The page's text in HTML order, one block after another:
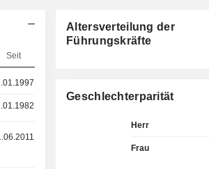
Seit
Altersverteilung der
Führungskräfte
Geschlechterparität
Herr
Frau